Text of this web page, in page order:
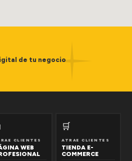
de tu negocio
CLIENTES
WEB
🛒
ATRAE CLIENTES
TIENDA E-
COMMERCE